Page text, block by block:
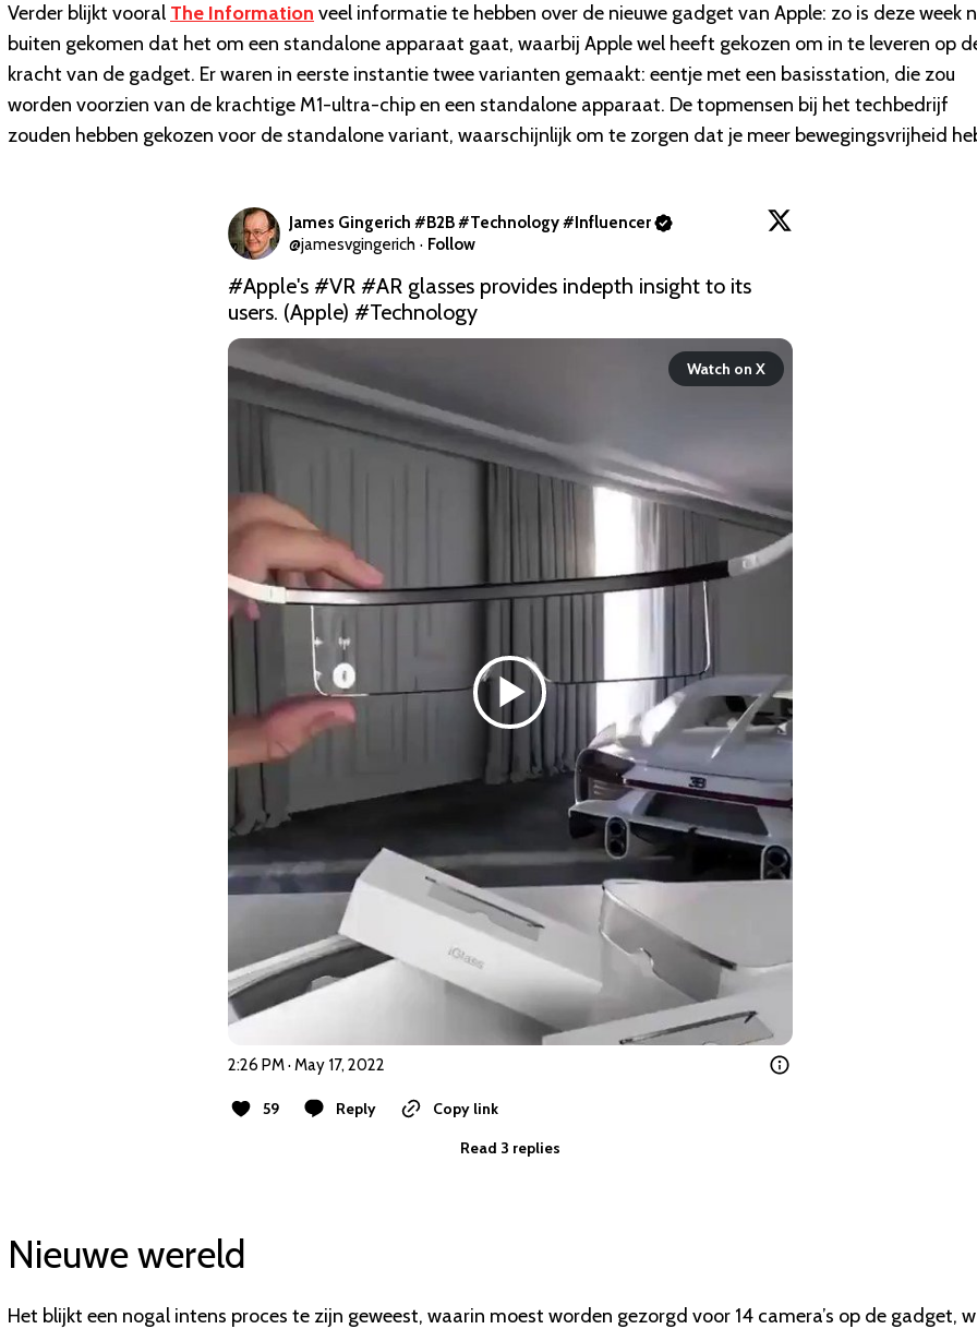
Verder blijkt vooral The Information veel informatie te hebben over de nieuwe gadget van Apple: zo is deze week
buiten gekomen dat het om een standalone apparaat gaat, waarbij Apple wel heeft gekozen om in te leveren op
kracht van de gadget. Er waren in eerste instantie twee varianten gemaakt: eentje met een basisstation, die zou
worden voorzien van de krachtige M1-ultra-chip en een standalone apparaat. De topmensen bij het techbedrijf
zouden hebben gekozen voor de standalone variant, waarschijnlijk om te zorgen dat je meer bewegingsvrijheid
James Gingerich #B2B #Technology #Influencer
@jamesvgingerich · Follow
#Apple's #VR #AR glasses provides indepth insight to its
users. (Apple) #Technology
Watch on X
2:26 PM · May 17, 2022
59 Reply
Copy link
Read 3 replies
Nieuwe wereld
Het blijkt een nogal intens proces te zijn geweest, waarin moest worden gezorgd voor 14 camera’s op de gadget,